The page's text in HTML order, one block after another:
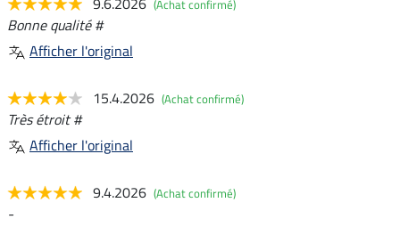
(Achat confirmé)
Bonne qualité #
Afficher l'original
15.4.2026 (Achat confirmé)
Très étroit #
Afficher l'original
9.4.2026 (Achat confirmé)
-